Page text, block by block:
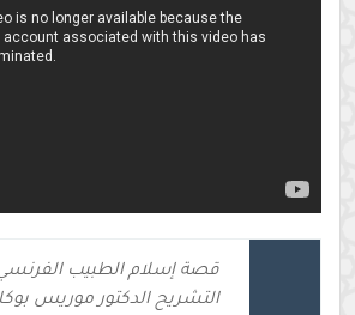
قصة إسلام الطبيب
التشريح الدكتور موريس